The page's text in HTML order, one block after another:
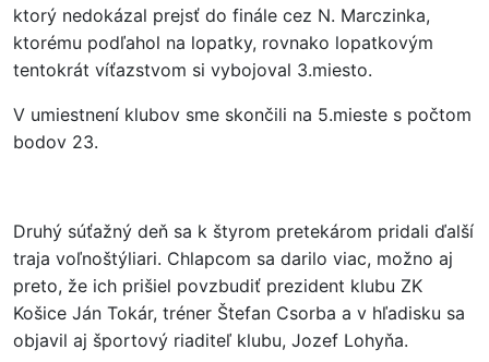
ktorý nedokázal prejsť do finále cez N. Marczinka,
ktorému podľahol na lopatky, rovnako lopatkovým
tentokrát víťazstvom si vybojoval 3.miesto.
V umiestnení klubov sme skončili na 5.mieste s počtom
bodov 23.
Druhý súťažný deň sa k štyrom pretekárom pridali ďalší
traja voľnoštýliari. Chlapcom sa darilo viac, možno aj
preto, že ich prišiel povzbudiť prezident klubu ZK
Košice Ján Tokár, tréner Štefan Csorba a v hľadisku sa
objavil aj športový riaditeľ klubu, Jozef Lohyňa.